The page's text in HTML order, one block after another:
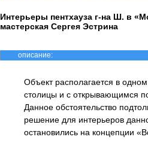
Интерьеры пентхауза г-на Ш. в
мастерская Сергея Эстрина
описание:
Объект располагается в
столицы и с открывающимся
Данное обстоятельство
решение для интерьеров
остановились на концепции